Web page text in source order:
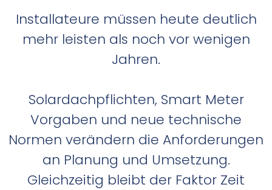
Installateure müssen heute deutlich
mehr leisten als noch vor wenigen
Jahren.
Solardachpflichten, Smart Meter
Vorgaben und neue technische
Normen verändern die Anforderungen
an Planung und Umsetzung.
Gleichzeitig bleibt der Faktor Zeit